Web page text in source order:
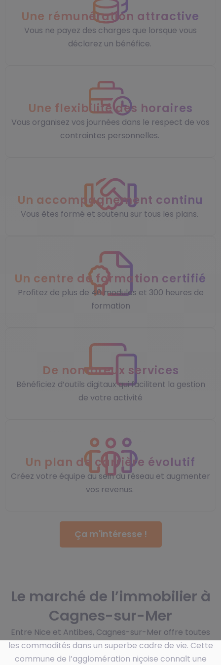
Une rémunération attractive
Vous ne payez des charges que lorsque vous
déclarez un bénéfice.
Une flexibilité des horaires
Vous organisez vos journées dans le respect de vos
contraintes personnelles.
Un accompagnement continu
Vous êtes formé et soutenu sur tous les plans.
Un centre de formation certifié
Profitez de plus de 40 modules et 300 heures de
formation
De nombreux services
Bénéficiez d’outils digitaux qui facilitent la gestion
de votre activité
Un plan de carrière évolutif
Créez votre équipe au sein du réseau et augmenter
vos revenus.
Ça m'intéresse !
Le marché de l’immobilier à
Cagnes-sur-Mer
Entre Nice et Antibes, Cagnes-sur-Mer offre toutes
les commodités dans un superbe cadre de vie. Cette
commune de l’agglomération niçoise connaît une